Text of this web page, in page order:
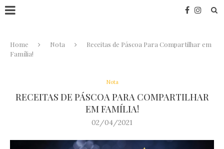
Home Nota
Receitas de Páscoa Para Compartilhar em
Família!
Nota
RECEITAS DE PÁSCOA PARA COMPARTILHAR
EM FAMÍLIA!
02/04/2021